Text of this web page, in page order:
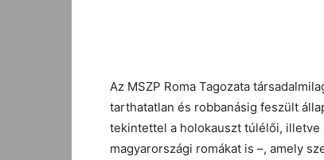
Az MSZP Roma Tagozata
tarthatatlan és robbanásig feszült
tekintettel a holokauszt túlélői,
magyarországi romákat is –, amely